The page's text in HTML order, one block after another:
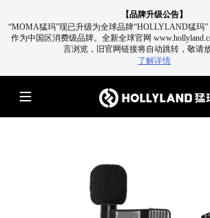
【品牌升级公告】
“MOMA猛玛”现已升级为全球品牌“HOLLYLAND猛玛
作为中国区消费级品牌。 全新全球官网
言浏览，旧官网链接将自动跳转，敬请
了解详情